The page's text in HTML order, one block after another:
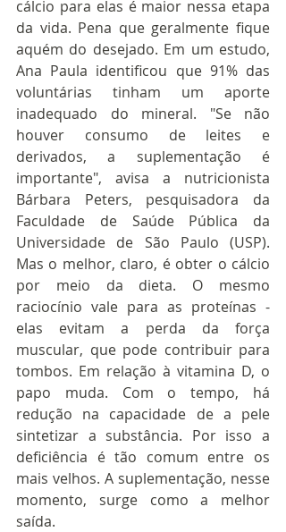
cálcio para elas é maior nessa etapa
da vida. Pena que geralmente fique
aquém do desejado. Em um estudo,
Ana Paula identificou que 91% das
voluntárias tinham um aporte
inadequado do mineral. "Se não
houver consumo de leites e
derivados, a suplementação é
importante", avisa a nutricionista
Bárbara Peters, pesquisadora da
Faculdade de Saúde Pública da
Universidade de São Paulo (USP).
Mas o melhor, claro, é obter o cálcio
por meio da dieta. O mesmo
raciocínio vale para as proteínas -
elas evitam a perda da força
muscular, que pode contribuir para
tombos. Em relação à vitamina D, o
papo muda. Com o tempo, há
redução na capacidade de a pele
sintetizar a substância. Por isso a
deficiência é tão comum entre os
mais velhos. A suplementação, nesse
momento, surge como a melhor
saída.